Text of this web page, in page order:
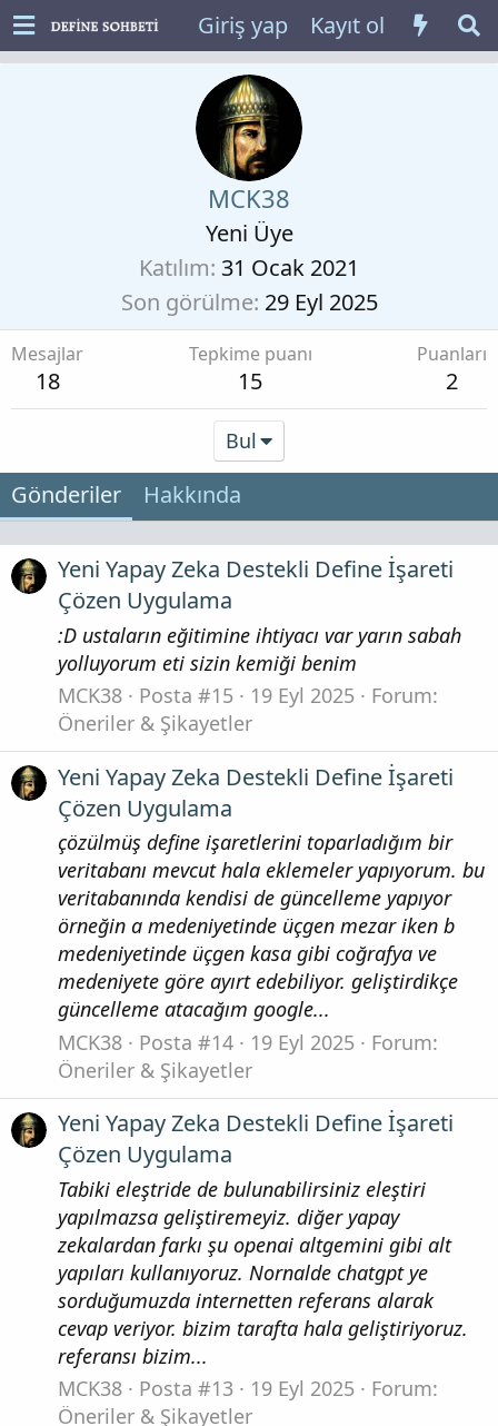
Giriş yap Kayıt ol
MCK38
Yeni Üye
Katılım 31 Ocak 2021
Son görülme 29 Eyl 2025
Mesajlar
18
Tepkime puanı
15
Puanları
2
Bul
Gönderiler Hakkında
Yeni Yapay Zeka Destekli Define İşareti
Çözen Uygulama
:D ustaların eğitimine ihtiyacı var yarın sabah
yolluyorum eti sizin kemiği benim
MCK38
Posta #15 19 Eyl 2025
Forum:
Öneriler & Şikayetler
Yeni Yapay Zeka Destekli Define İşareti
Çözen Uygulama
çözülmüş define işaretlerini toparladığım bir
veritabanı mevcut hala eklemeler yapıyorum. bu
veritabanında kendisi de güncelleme yapıyor
örneğin a medeniyetinde üçgen mezar iken b
medeniyetinde üçgen kasa gibi coğrafya ve
medeniyete göre ayırt edebiliyor. geliştirdikçe
güncelleme atacağım google...
MCK38
Posta #14 19 Eyl 2025
Forum:
Öneriler & Şikayetler
Yeni Yapay Zeka Destekli Define İşareti
Çözen Uygulama
Tabiki eleştride de bulunabilirsiniz eleştiri
yapılmazsa geliştiremeyiz. diğer yapay
zekalardan farkı şu openai altgemini gibi alt
yapıları kullanıyoruz. Nornalde chatgpt ye
sorduğumuzda internetten referans alarak
cevap veriyor. bizim tarafta hala geliştiriyoruz.
referansı bizim...
MCK38
Posta #13 19 Eyl 2025
Forum:
Öneriler & Şikayetler